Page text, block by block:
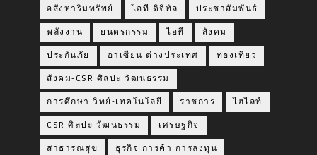
อสังหาริมทรัพย์ ไอที ดิจิทัล ประชาสัมพันธ์
พลังงาน ยนตรกรรม ไอที สังคม
ประกันภัย อาเซียน ต่างประเทศ ท่องเที่ยว
สังคม-CSR ศิลปะ วัฒนธรรม
การศึกษา วิทย์-เทคโนโลยี ราชการ ไฮไลท์
CSR ศิลปะ วัฒนธรรม เศรษฐกิจ
สาธารณสุข ธุรกิจ การค้า การลงทุน